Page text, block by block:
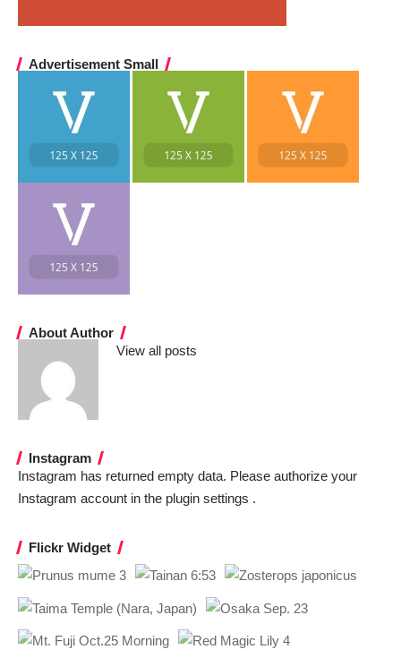
Advertisement Small
About Author
View all posts
Instagram
Instagram has returned empty data. Please authorize your
Instagram account in the plugin settings .
Flickr Widget